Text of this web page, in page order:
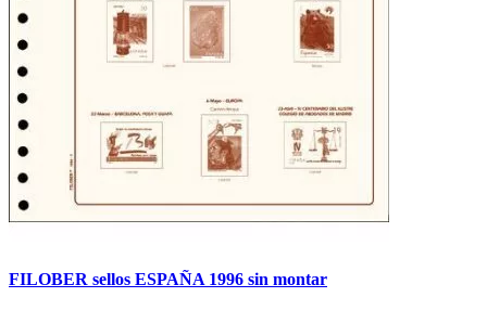
FILOBER sellos ESPAÑA 1996 sin montar